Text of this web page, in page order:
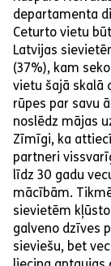
departamenta
Ceturto vietu
Latvijas
(37%), kam
vietu šajā skalā
rūpes par savu
noslēdz mājas
Zīmīgi, ka
partneri
līdz 30 gadu
mācībām.
sievietēm
galveno dzīves
sieviešu, bet